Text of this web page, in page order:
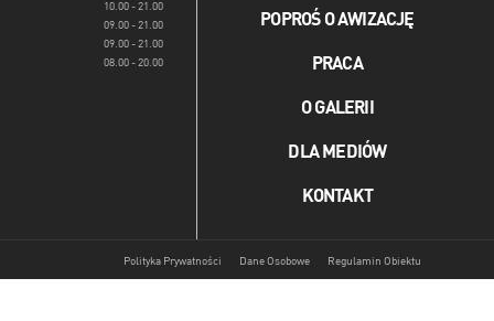
10.00 - 21.00
09.00 - 21.00
09.00 - 21.00
08.00 - 20.00
POPROŚ O AWIZACJĘ
PRACA
O GALERII
DLA MEDIÓW
KONTAKT
Polityka Prywatności Dane Osobowe Regulamin Obiektu